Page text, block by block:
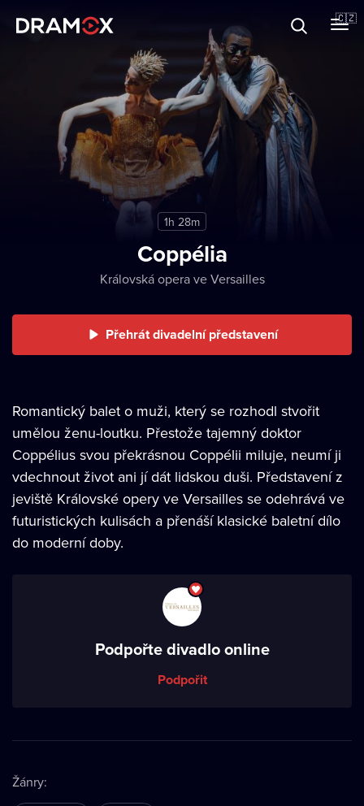
🇨🇿
Dárkové poukazy
Registrujte se
1h 28m
Coppélia
Královská opera ve Versailles
Přehrát divadelní představení
Romantický balet o muži, který se rozhodl stvořit
umělou ženu-loutku. Přestože tajemný doktor
Coppélius svou překrásnou Coppélii miluje, neumí ji
vdechnout život ani jí dát lidskou duši. Představení z
jeviště Královské opery ve Versailles se odehrává ve
futuristických kulisách a přenáší klasické baletní dílo
do moderní doby.
Podpořte divadlo online
Podpořit
Žánry: